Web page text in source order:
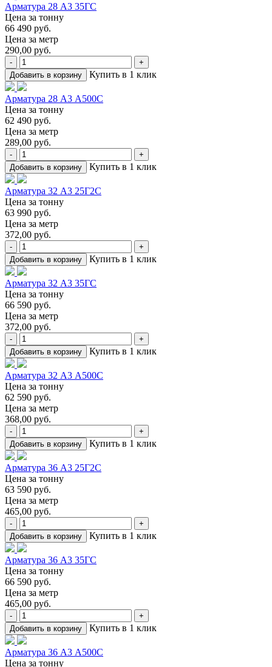
Арматура 28 А3 35ГС
Цена за тонну
66 490 руб.
Цена за метр
290,00 руб.
-
+
Добавить в корзину
Купить в 1 клик
Арматура 28 А3 А500С
Цена за тонну
62 490 руб.
Цена за метр
289,00 руб.
-
+
Добавить в корзину
Купить в 1 клик
Арматура 32 А3 25Г2С
Цена за тонну
63 990 руб.
Цена за метр
372,00 руб.
-
+
Добавить в корзину
Купить в 1 клик
Арматура 32 А3 35ГС
Цена за тонну
66 590 руб.
Цена за метр
372,00 руб.
-
+
Добавить в корзину
Купить в 1 клик
Арматура 32 А3 А500С
Цена за тонну
62 590 руб.
Цена за метр
368,00 руб.
-
+
Добавить в корзину
Купить в 1 клик
Арматура 36 А3 25Г2С
Цена за тонну
63 590 руб.
Цена за метр
465,00 руб.
-
+
Добавить в корзину
Купить в 1 клик
Арматура 36 А3 35ГС
Цена за тонну
66 590 руб.
Цена за метр
465,00 руб.
-
+
Добавить в корзину
Купить в 1 клик
Арматура 36 А3 А500С
Цена за тонну